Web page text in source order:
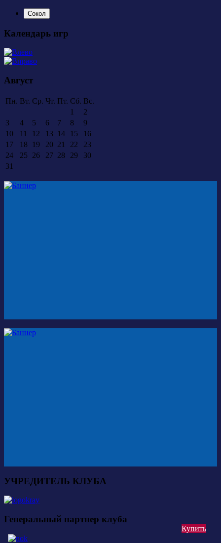
Купить
Сокол
Календарь игр
Август
Пн. Вт. Ср. Чт. Пт. Сб. Вс.
1
2
3
4 5 6 7 8
9
10
11 12 13 14 15
16
17
18 19 20 21 22
23
24
25 26 27 28 29
30
31
УЧРЕДИТЕЛЬ КЛУБА
Генеральный партнер клуба